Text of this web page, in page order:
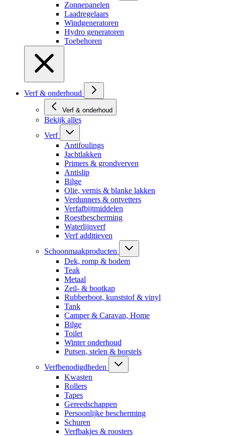
Zonnepanelen
Laadregelaars
Windgeneratoren
Hydro generatoren
Toebehoren
Verf & onderhoud
Verf & onderhoud
Bekijk alles
Verf
Antifoulings
Jachtlakken
Primers & grondverven
Antislip
Bilge
Olie, vernis & blanke lakken
Verdunners & ontvetters
Verfafbijtmiddelen
Roestbescherming
Waterlijnverf
Verf additieven
Schoonmaakproducten
Dek, romp & bodem
Teak
Metaal
Zeil- & bootkap
Rubberboot, kunststof & vinyl
Tank
Camper & Caravan, Home
Bilge
Toilet
Winter onderhoud
Putsen, stelen & borstels
Verfbenodigdheden
Kwasten
Rollers
Tapes
Gereedschappen
Persoonlijke bescherming
Schuren
Verfbakjes & roosters